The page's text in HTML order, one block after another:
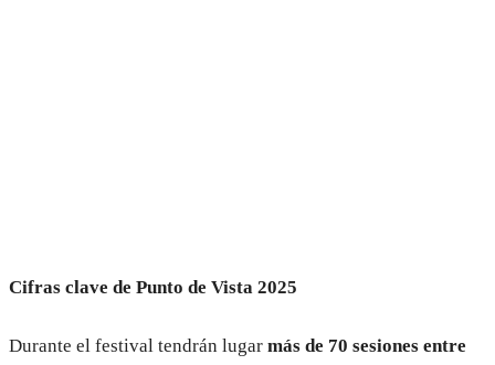
Cifras clave de Punto de Vista 2025
Durante el festival tendrán lugar más de 70 sesiones entre